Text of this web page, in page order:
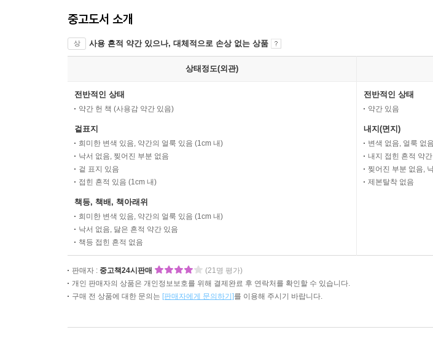
중고도서 소개
상 사용 흔적 약간 있으나, 대체적으로 손상 없는 상품
상태정도(외관)
전반적인 상태
약간 헌 책 (사용감 약간 있음)
겉표지
희미한 변색 있음, 약간의 얼룩 있음 (1cm 내)
낙서 없음, 찢어진 부분 없음
겉 표지 있음
접힌 흔적 있음 (1cm 내)
책등, 책배, 책아래위
희미한 변색 있음, 약간의 얼룩 있음 (1cm 내)
낙서 없음, 닳은 흔적 약간 있음
책등 접힌 흔적 없음
전반적인 상태
약간 있음
내지(면지)
변색 없음, 얼룩 없
내지 접힌 흔적 약
찢어진 부분 없음,
제본탈착 없음
판매자 : 중고책24시판매
(21명 평가)
개인 판매자의 상품은 개인정보보호를 위해 결제완료 후 연락처를 확인할 수 있습니다.
구매 전 상품에 대한 문의는 [판매자에게 문의하기]를 이용해 주시기 바랍니다.